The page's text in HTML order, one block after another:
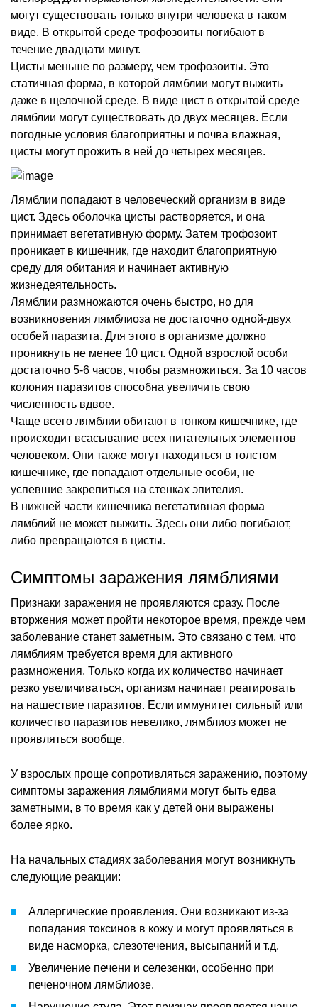
могут существовать только внутри человека в таком
виде. В открытой среде трофозоиты погибают в
течение двадцати минут.
Цисты меньше по размеру, чем трофозоиты. Это
статичная форма, в которой лямблии могут выжить
даже в щелочной среде. В виде цист в открытой среде
лямблии могут существовать до двух месяцев. Если
погодные условия благоприятны и почва влажная,
цисты могут прожить в ней до четырех месяцев.
Лямблии попадают в человеческий организм в виде
цист. Здесь оболочка цисты растворяется, и она
принимает вегетативную форму. Затем трофозоит
проникает в кишечник, где находит благоприятную
среду для обитания и начинает активную
жизнедеятельность.
Лямблии размножаются очень быстро, но для
возникновения лямблиоза не достаточно одной-двух
особей паразита. Для этого в организме должно
проникнуть не менее 10 цист. Одной взрослой особи
достаточно 5-6 часов, чтобы размножиться. За 10 часов
колония паразитов способна увеличить свою
численность вдвое.
Чаще всего лямблии обитают в тонком кишечнике, где
происходит всасывание всех питательных элементов
человеком. Они также могут находиться в толстом
кишечнике, где попадают отдельные особи, не
успевшие закрепиться на стенках эпителия.
В нижней части кишечника вегетативная форма
лямблий не может выжить. Здесь они либо погибают,
либо превращаются в цисты.
Симптомы заражения лямблиями
Признаки заражения не проявляются сразу. После
вторжения может пройти некоторое время, прежде чем
заболевание станет заметным. Это связано с тем, что
лямблиям требуется время для активного
размножения. Только когда их количество начинает
резко увеличиваться, организм начинает реагировать
на нашествие паразитов. Если иммунитет сильный или
количество паразитов невелико, лямблиоз может не
проявляться вообще.
У взрослых проще сопротивляться заражению, поэтому
симптомы заражения лямблиями могут быть едва
заметными, в то время как у детей они выражены
более ярко.
На начальных стадиях заболевания могут возникнуть
следующие реакции:
Аллергические проявления. Они возникают из-за
попадания токсинов в кожу и могут проявляться в
виде насморка, слезотечения, высыпаний и т.д.
Увеличение печени и селезенки, особенно при
печеночном лямблиозе.